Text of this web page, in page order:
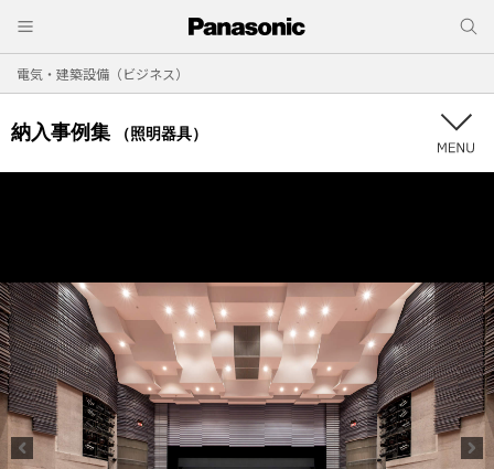
電気・建築設備（ビジネス）
納入事例集 （照明器具）